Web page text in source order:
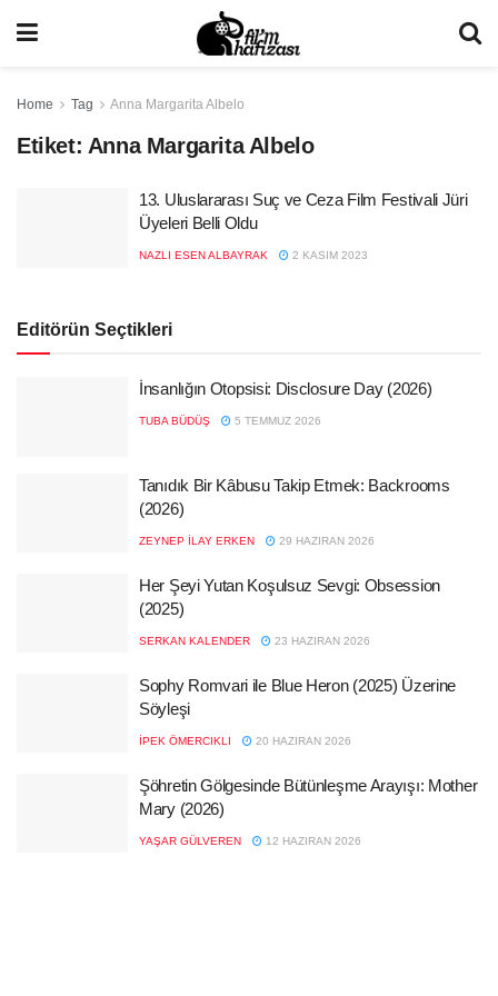
Home Tag Anna Margarita Albelo
Etiket: Anna Margarita Albelo
13. Uluslararası Suç ve Ceza Film Festivali Jüri
Üyeleri Belli Oldu
NAZLI ESEN ALBAYRAK 2 KASIM 2023
Editörün Seçtikleri
İnsanlığın Otopsisi: Disclosure Day (2026)
TUBA BÜDÜŞ 5 TEMMUZ 2026
Tanıdık Bir Kâbusu Takip Etmek: Backrooms
(2026)
ZEYNEP İLAY ERKEN 29 HAZIRAN 2026
Her Şeyi Yutan Koşulsuz Sevgi: Obsession
(2025)
SERKAN KALENDER 23 HAZIRAN 2026
Sophy Romvari ile Blue Heron (2025) Üzerine
Söyleşi
İPEK ÖMERCIKLI 20 HAZIRAN 2026
Şöhretin Gölgesinde Bütünleşme Arayışı: Mother
Mary (2026)
YAŞAR GÜLVEREN 12 HAZIRAN 2026